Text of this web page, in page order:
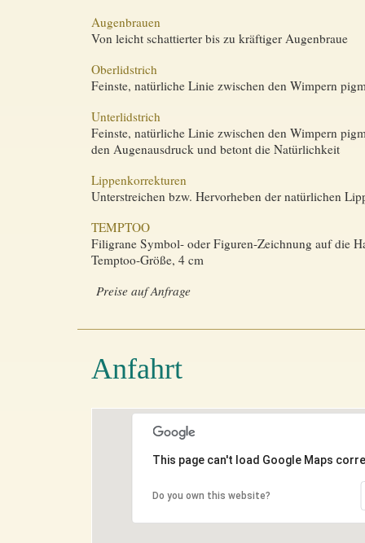
Augenbrauen
Von leicht schattierter bis zu kräfti­ger Augenbraue
Oberlidstrich
Feinste, natürliche Linie zwischen den Wimpern
Unterlidstrich
Feinste, natürliche Linie zwischen den Wimpern
den Augenausdruck und betont die Natürlichkeit
Lippenkorrekturen
Unterstreichen bzw. Hervorheben der natürlichen
TEMPTOO
Filigrane Symbol- oder Figuren-Zeichnung auf die
Temptoo-Größe, 4 cm
Preise auf Anfrage
Anfahrt
This page can't load Google Maps
Do you own this website?